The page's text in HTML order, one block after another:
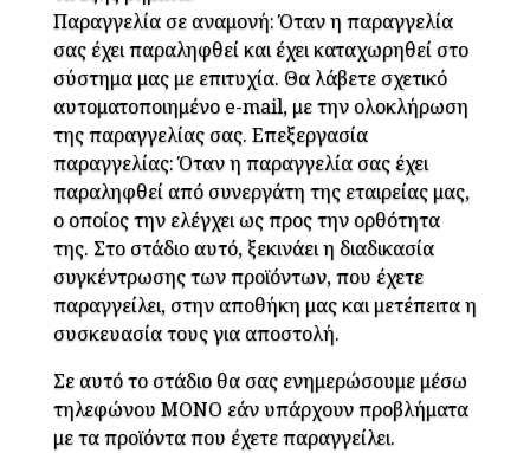
Παραγγελία σε αναμονή: Όταν η παραγγελία
σας έχει παραληφθεί και έχει καταχωρηθεί στο
σύστημα μας με επιτυχία. Θα λάβετε σχετικό
αυτοματοποιημένο e-mail, με την ολοκλήρωση
της παραγγελίας σας. Επεξεργασία
παραγγελίας: Όταν η παραγγελία σας έχει
παραληφθεί από συνεργάτη της εταιρείας μας,
ο οποίος την ελέγχει ως προς την ορθότητα
της. Στο στάδιο αυτό, ξεκινάει η διαδικασία
συγκέντρωσης των προϊόντων, που έχετε
παραγγείλει, στην αποθήκη μας και μετέπειτα η
συσκευασία τους για αποστολή.
Σε αυτό το στάδιο θα σας ενημερώσουμε μέσω
τηλεφώνου ΜΟΝΟ εάν υπάρχουν προβλήματα
με τα προϊόντα που έχετε παραγγείλει.